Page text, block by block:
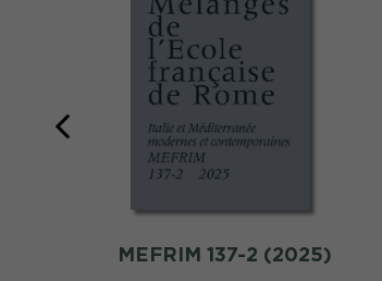
MEFRIM 137-2 (2025)